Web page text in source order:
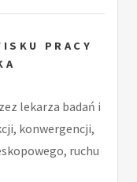
PRACY
lekarza badań i
konwergencji,
ruchu